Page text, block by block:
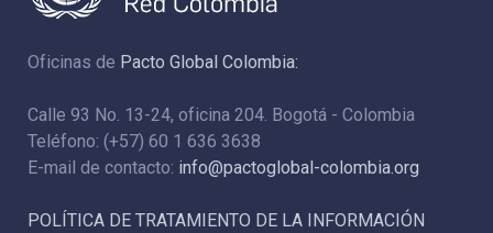
Oficinas de Pacto Global Colombia:
Calle 93 No. 13-24, oficina 204. Bogotá - Colombia
Teléfono: (+57) 60 1 636 3638
E-mail de contacto: info@pactoglobal-colombia.org
POLÍTICA DE TRATAMIENTO DE LA INFORMACIÓN